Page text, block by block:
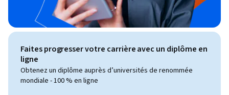
Faites progresser votre carrière avec un diplôme en
ligne
Obtenez un diplôme auprès d’universités de renommée
mondiale - 100 % en ligne